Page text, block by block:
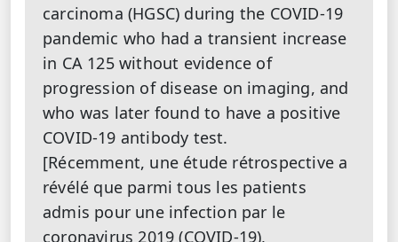
carcinoma (HGSC) during the COVID-19
pandemic who had a transient increase
in CA 125 without evidence of
progression of disease on imaging, and
who was later found to have a positive
COVID-19 antibody test.
[Récemment, une étude rétrospective a
révélé que parmi tous les patients
admis pour une infection par le
coronavirus 2019 (COVID-19),